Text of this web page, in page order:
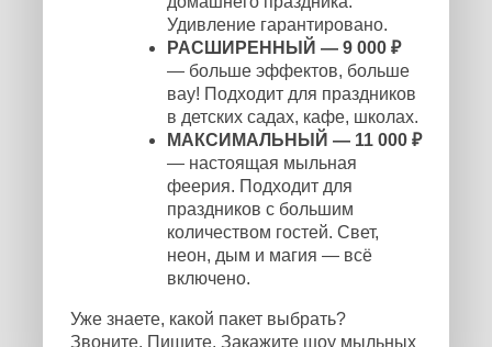
Удивление гарантировано.
РАСШИРЕННЫЙ — 9 000 ₽
— больше эффектов, больше
вау! Подходит для праздников
в детских садах, кафе, школах.
МАКСИМАЛЬНЫЙ — 11 000 ₽
— настоящая мыльная
феерия. Подходит для
праздников с большим
количеством гостей. Свет,
неон, дым и магия — всё
включено.
Уже знаете, какой пакет выбрать?
Звоните. Пишите. Закажите шоу мыльных